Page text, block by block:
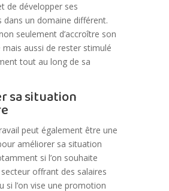
de développer ses
dans un domaine différent.
seulement d’accroître son
aussi de rester stimulé
tout au long de sa
sa situation
peut également être une
améliorer sa situation
si l’on souhaite
offrant des salaires
si l’on vise une promotion